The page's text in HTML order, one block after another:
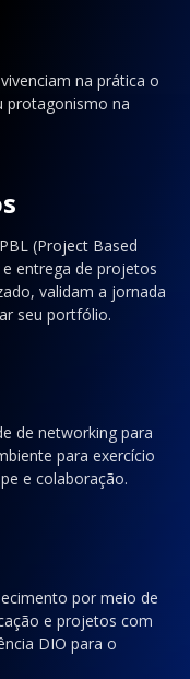
na prática o
protagonismo na
(Project Based
entrega de projetos
validam a jornada
seu portfólio.
de networking para
para exercício
e colaboração.
por meio de
e projetos com
DIO para o